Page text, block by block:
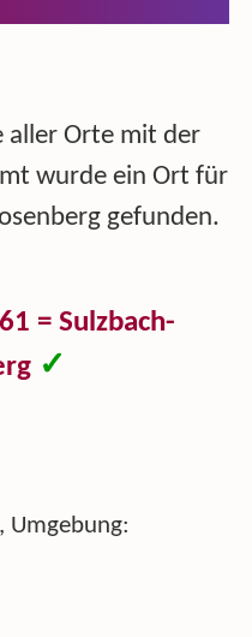
aller Orte mit der
wurde ein Ort für
gefunden.
= Sulzbach-
✓
Umgebung: